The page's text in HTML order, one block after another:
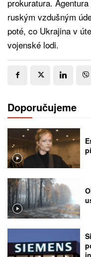
prokuratura.
ruským vzdušným
poté, co Ukrajina v
vojenské lodi.
Doporučujeme